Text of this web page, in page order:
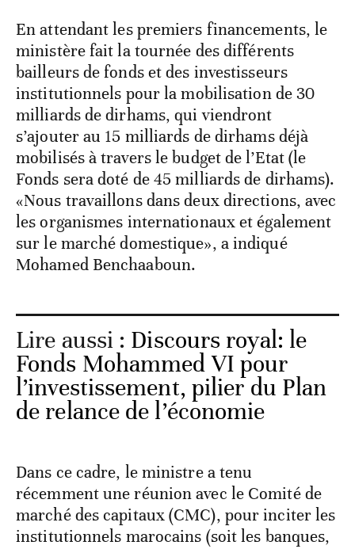
En attendant les premiers financements, le
ministère fait la tournée des différents
bailleurs de fonds et des investisseurs
institutionnels pour la mobilisation de 30
milliards de dirhams, qui viendront
s’ajouter au 15 milliards de dirhams déjà
mobilisés à travers le budget de l’Etat (le
Fonds sera doté de 45 milliards de dirhams).
«Nous travaillons dans deux directions, avec
les organismes internationaux et également
sur le marché domestique», a indiqué
Mohamed Benchaaboun.
Lire aussi : Discours royal: le
Fonds Mohammed VI pour
l’investissement, pilier du Plan
de relance de l’économie
Dans ce cadre, le ministre a tenu
récemment une réunion avec le Comité de
marché des capitaux (CMC), pour inciter les
institutionnels marocains (soit les banques,